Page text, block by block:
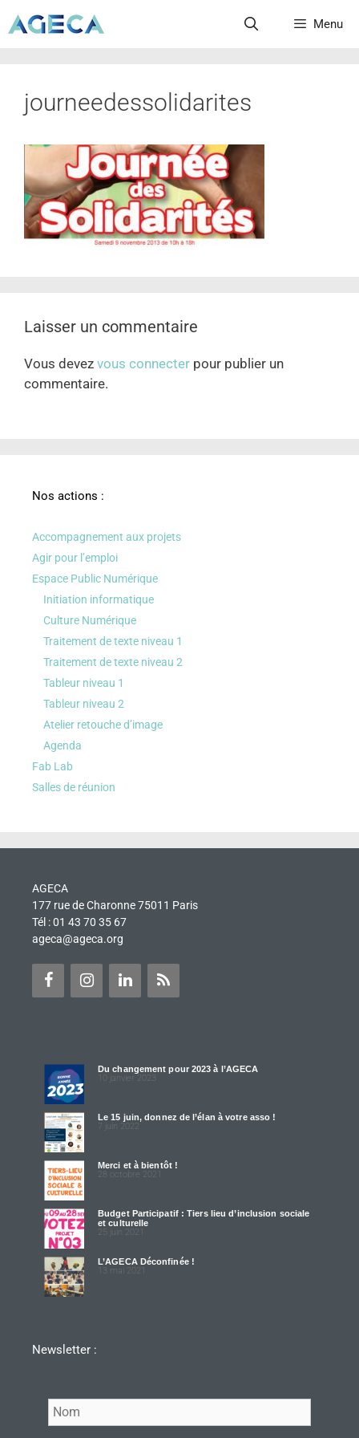
Menu
journeedessolidarites
Laisser un commentaire
Vous devez vous connecter pour publier un
commentaire.
Nos actions :
Accompagnement aux projets
Agir pour l’emploi
Espace Public Numérique
Initiation informatique
Culture Numérique
Traitement de texte niveau 1
Traitement de texte niveau 2
Tableur niveau 1
Tableur niveau 2
Atelier retouche d’image
Agenda
Fab Lab
Salles de réunion
AGECA
177 rue de Charonne 75011 Paris
Tél : 01 43 70 35 67
ageca@ageca.org
Du changement pour 2023 à l’AGECA
10 janvier 2023
Le 15 juin, donnez de l’élan à votre asso !
7 juin 2022
Merci et à bientôt !
28 octobre 2021
Budget Participatif : Tiers lieu d’inclusion sociale
et culturelle
25 juin 2021
L’AGECA Déconfinée !
13 mai 2021
Newsletter :